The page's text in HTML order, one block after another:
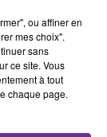
éléphants
tisse un
et
ou affiner en
mes choix".
sans
ce site. Vous
à tout
chaque page.